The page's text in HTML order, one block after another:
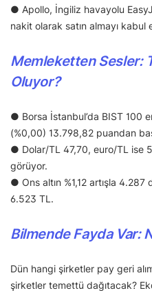
● Apollo, İngiliz havayolu
nakit olarak satın almayı kabul
Memleketten Sesler:
Oluyor?
● Borsa İstanbul’da BIST 100
(%0,00) 13.798,82 puandan
● Dolar/TL 47,70, euro/TL ise
görüyor.
● Ons altın %1,12 artışla
6.523 TL.
Bilmende Fayda Var:
Dün hangi şirketler pay geri
şirketler temettü dağıtacak?